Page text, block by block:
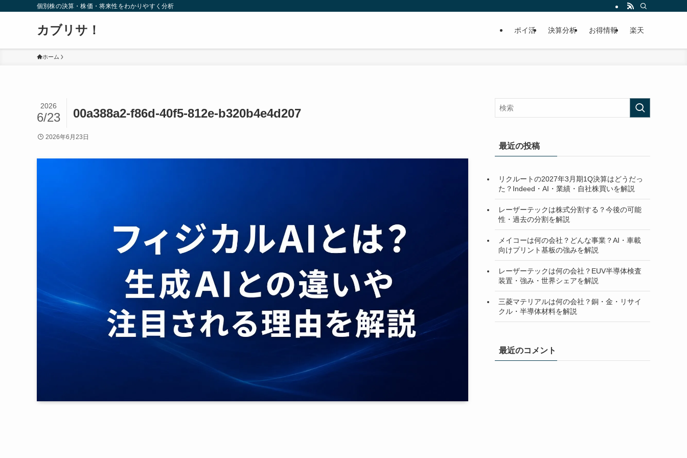
個別株の決算・株価・将来性をわかりやすく分析
カブリサ！ ポイ活 決算分析 お得情報 楽天
ホーム
00a388a2-f86d-40f5-812e-b320b4e4d207
2026
6/23
2026年6月23日
最近の投稿
リクルートの2027年3月期1Q決算はどうだっ
た？Indeed・AI・業績・自社株買いを解説
レーザーテックは株式分割する？今後の可能
性・過去の分割を解説
メイコーは何の会社？どんな事業？AI・車載
向けプリント基板の強みを解説
レーザーテックは何の会社？EUV半導体検査
装置・強み・世界シェアを解説
三菱マテリアルは何の会社？銅・金・リサイ
クル・半導体材料を解説
最近のコメント